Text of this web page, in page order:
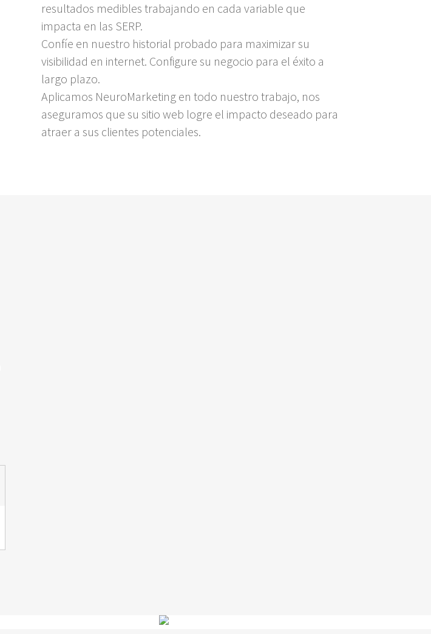
resultados medibles trabajando en cada variable que
impacta en las SERP.
Confíe en nuestro historial probado para maximizar su
visibilidad en internet. Configure su negocio para el éxito a
largo plazo.
Aplicamos NeuroMarketing en todo nuestro trabajo, nos
aseguramos que su sitio web logre el impacto deseado para
atraer a sus clientes potenciales.